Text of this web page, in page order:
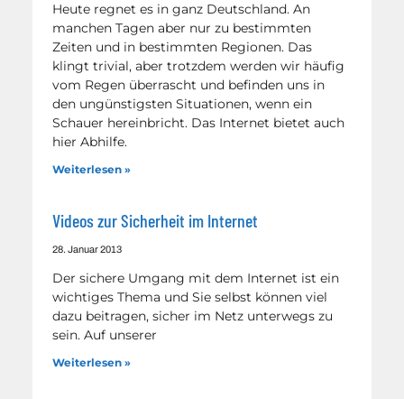
Heute regnet es in ganz Deutschland. An
manchen Tagen aber nur zu bestimmten
Zeiten und in bestimmten Regionen. Das
klingt trivial, aber trotzdem werden wir häufig
vom Regen überrascht und befinden uns in
den ungünstigsten Situationen, wenn ein
Schauer hereinbricht. Das Internet bietet auch
hier Abhilfe.
Weiterlesen »
Videos zur Sicherheit im Internet
28. Januar 2013
Der sichere Umgang mit dem Internet ist ein
wichtiges Thema und Sie selbst können viel
dazu beitragen, sicher im Netz unterwegs zu
sein. Auf unserer
Weiterlesen »